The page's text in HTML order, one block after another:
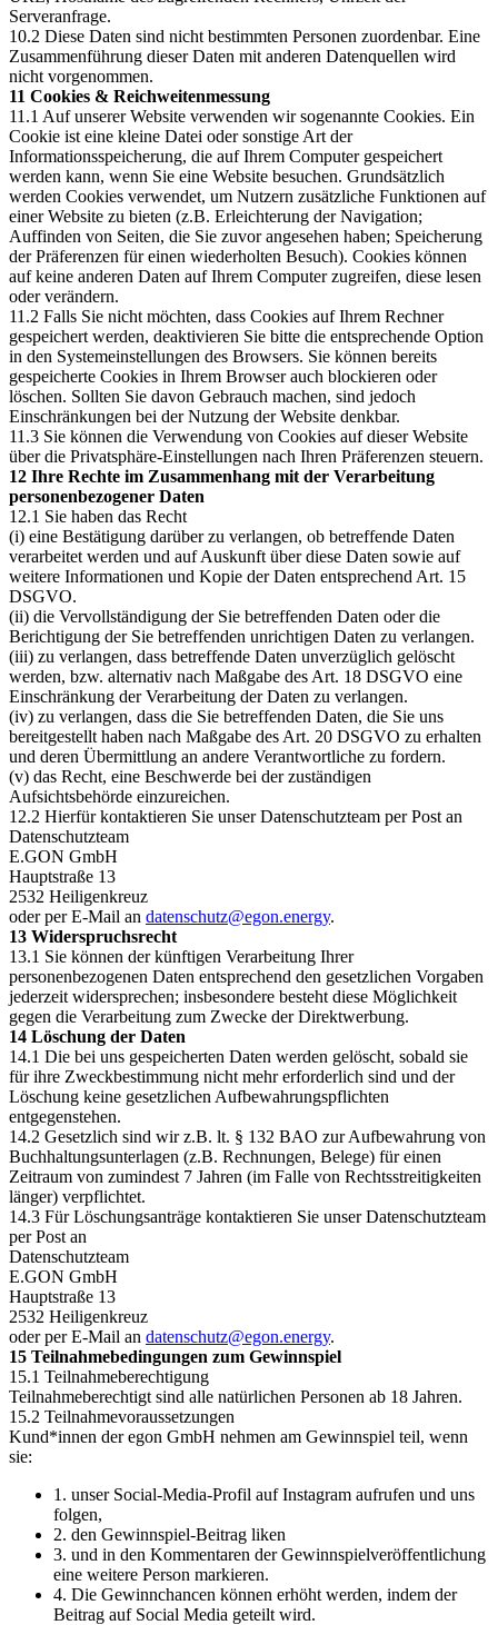
Serveranfrage.
10.2 Diese Daten sind nicht bestimmten Personen zuordenbar. Eine
Zusammenführung dieser Daten mit anderen Datenquellen wird
nicht vorgenommen.
11 Cookies & Reichweitenmessung
11.1 Auf unserer Website verwenden wir sogenannte Cookies. Ein
Cookie ist eine kleine Datei oder sonstige Art der
Informationsspeicherung, die auf Ihrem Computer gespeichert
werden kann, wenn Sie eine Website besuchen. Grundsätzlich
werden Cookies verwendet, um Nutzern zusätzliche Funktionen auf
einer Website zu bieten (z.B. Erleichterung der Navigation;
Auffinden von Seiten, die Sie zuvor angesehen haben; Speicherung
der Präferenzen für einen wiederholten Besuch). Cookies können
auf keine anderen Daten auf Ihrem Computer zugreifen, diese lesen
oder verändern.
11.2 Falls Sie nicht möchten, dass Cookies auf Ihrem Rechner
gespeichert werden, deaktivieren Sie bitte die entsprechende Option
in den Systemeinstellungen des Browsers. Sie können bereits
gespeicherte Cookies in Ihrem Browser auch blockieren oder
löschen. Sollten Sie davon Gebrauch machen, sind jedoch
Einschränkungen bei der Nutzung der Website denkbar.
11.3 Sie können die Verwendung von Cookies auf dieser Website
über die Privatsphäre-Einstellungen nach Ihren Präferenzen steuern.
12 Ihre Rechte im Zusammenhang mit der Verarbeitung
personenbezogener Daten
12.1 Sie haben das Recht
(i) eine Bestätigung darüber zu verlangen, ob betreffende Daten
verarbeitet werden und auf Auskunft über diese Daten sowie auf
weitere Informationen und Kopie der Daten entsprechend Art. 15
DSGVO.
(ii) die Vervollständigung der Sie betreffenden Daten oder die
Berichtigung der Sie betreffenden unrichtigen Daten zu verlangen.
(iii) zu verlangen, dass betreffende Daten unverzüglich gelöscht
werden, bzw. alternativ nach Maßgabe des Art. 18 DSGVO eine
Einschränkung der Verarbeitung der Daten zu verlangen.
(iv) zu verlangen, dass die Sie betreffenden Daten, die Sie uns
bereitgestellt haben nach Maßgabe des Art. 20 DSGVO zu erhalten
und deren Übermittlung an andere Verantwortliche zu fordern.
(v) das Recht, eine Beschwerde bei der zuständigen
Aufsichtsbehörde einzureichen.
12.2 Hierfür kontaktieren Sie unser Datenschutzteam per Post an
Datenschutzteam
E.GON GmbH
Hauptstraße 13
2532 Heiligenkreuz
oder per E-Mail an datenschutz@egon.energy.
13 Widerspruchsrecht
13.1 Sie können der künftigen Verarbeitung Ihrer
personenbezogenen Daten entsprechend den gesetzlichen Vorgaben
jederzeit widersprechen; insbesondere besteht diese Möglichkeit
gegen die Verarbeitung zum Zwecke der Direktwerbung.
14 Löschung der Daten
14.1 Die bei uns gespeicherten Daten werden gelöscht, sobald sie
für ihre Zweckbestimmung nicht mehr erforderlich sind und der
Löschung keine gesetzlichen Aufbewahrungspflichten
entgegenstehen.
14.2 Gesetzlich sind wir z.B. lt. § 132 BAO zur Aufbewahrung von
Buchhaltungsunterlagen (z.B. Rechnungen, Belege) für einen
Zeitraum von zumindest 7 Jahren (im Falle von Rechtsstreitigkeiten
länger) verpflichtet.
14.3 Für Löschungsanträge kontaktieren Sie unser Datenschutzteam
per Post an
Datenschutzteam
E.GON GmbH
Hauptstraße 13
2532 Heiligenkreuz
oder per E-Mail an datenschutz@egon.energy.
15 Teilnahmebedingungen zum Gewinnspiel
15.1 Teilnahmeberechtigung
Teilnahmeberechtigt sind alle natürlichen Personen ab 18 Jahren.
15.2 Teilnahmevoraussetzungen
Kund*innen der egon GmbH nehmen am Gewinnspiel teil, wenn
sie:
1. unser Social-Media-Profil auf Instagram aufrufen und uns
folgen,
2. den Gewinnspiel-Beitrag liken
3. und in den Kommentaren der Gewinnspielveröffentlichung
eine weitere Person markieren.
4. Die Gewinnchancen können erhöht werden, indem der
Beitrag auf Social Media geteilt wird.